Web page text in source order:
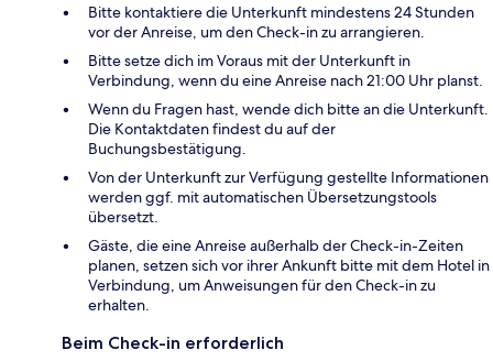
Bitte kontaktiere die Unterkunft mindestens 24 Stunden
vor der Anreise, um den Check-in zu arrangieren.
Bitte setze dich im Voraus mit der Unterkunft in
Verbindung, wenn du eine Anreise nach 21:00 Uhr planst.
Wenn du Fragen hast, wende dich bitte an die Unterkunft.
Die Kontaktdaten findest du auf der
Buchungsbestätigung.
Von der Unterkunft zur Verfügung gestellte Informationen
werden ggf. mit automatischen Übersetzungstools
übersetzt.
Gäste, die eine Anreise außerhalb der Check-in-Zeiten
planen, setzen sich vor ihrer Ankunft bitte mit dem Hotel in
Verbindung, um Anweisungen für den Check-in zu
erhalten.
Beim Check-in erforderlich